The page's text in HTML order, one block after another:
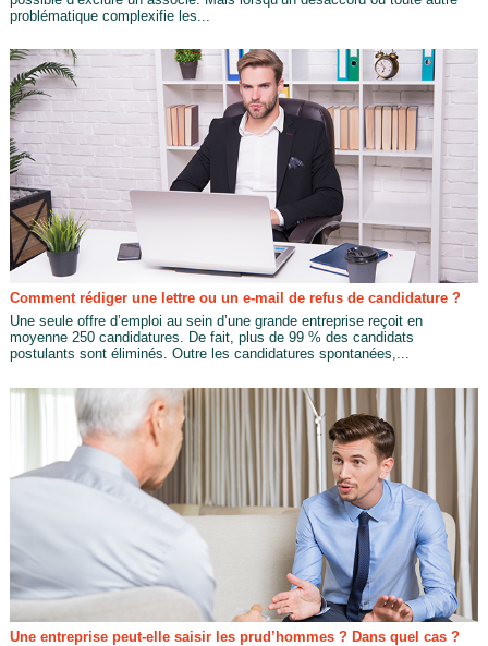
problématique complexifie les...
Comment rédiger une lettre ou un e-mail de refus de candidature ?
Une seule offre d’emploi au sein d’une grande entreprise reçoit en
moyenne 250 candidatures. De fait, plus de 99 % des candidats
postulants sont éliminés. Outre les candidatures spontanées,...
Une entreprise peut-elle saisir les prud’hommes ? Dans quel cas ?